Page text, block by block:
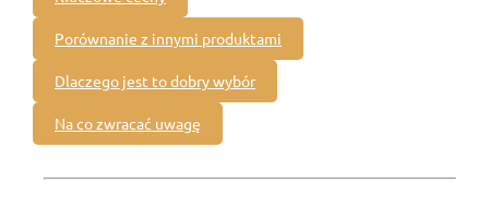
Porównanie z innymi produktami
Dlaczego jest to dobry wybór
Na co zwracać uwagę